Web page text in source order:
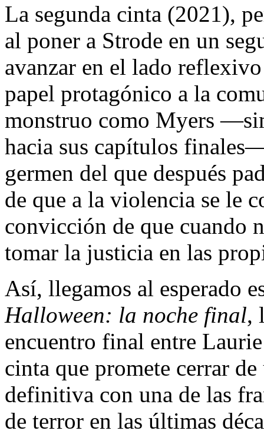
La segunda cinta (2021),
al poner a Strode en un
avanzar en el lado
papel protagónico a la
monstruo como Myers
hacia sus capítulos
germen del que después
de que a la violencia se le
convicción de que cuando
tomar la justicia en las
Así, llegamos al esperado
Halloween: la noche final,
encuentro final entre
cinta que promete cerrar
definitiva con una de las
de terror en las últimas